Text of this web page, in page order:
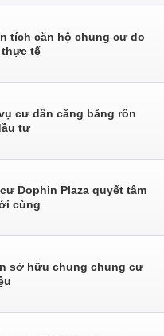
tích căn hộ chung cư do
tế
cư dân căng băng rôn
tư
Dophin Plaza quyết tâm
cùng
sở hữu chung chung cư